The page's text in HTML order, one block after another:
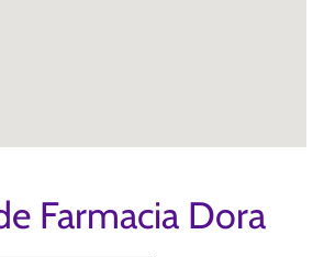
Farmacia Dora